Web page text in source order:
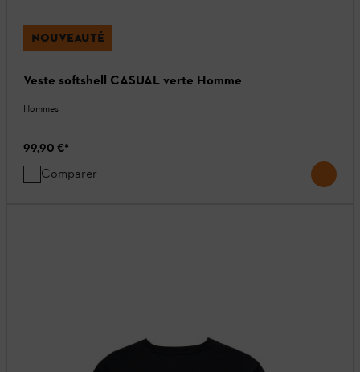
NOUVEAUTÉ
Veste softshell CASUAL verte Homme
Hommes
99,90 €*
Comparer